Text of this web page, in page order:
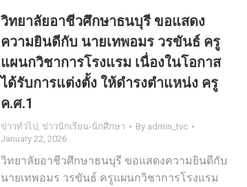
วิทยาลัยอาชีวศึกษาธนบุรี ขอแสดง
ความยินดีกับ นายเทพอมร วรขันธ์ ครู
แผนกวิชาการโรงแรม เนื่องในโอกาส
ได้รับการแต่งตั้ง ให้ดำรงตำแหน่ง ครู
ค.ศ.1
ข่าวทั่วไป, ข่าวนักเรียน-นักศึกษา By admin_tvc
January 22, 2026
วิทยาลัยอาชีวศึกษาธนบุรี ขอแสดงความยินดีกับ
นายเทพอมร วรขันธ์ ครูแผนกวิชาการโรงแรม